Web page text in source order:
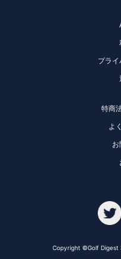
プラ
特商
よ
Copyright ©Golf Digest